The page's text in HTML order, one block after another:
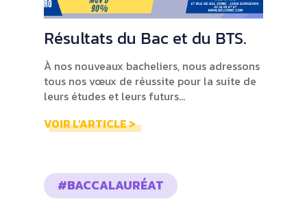
Résultats du Bac et du BTS.
À nos nouveaux bacheliers, nous adressons
tous nos vœux de réussite pour la suite de
leurs études et leurs futurs...
VOIR L'ARTICLE >
#BACCALAURÉAT